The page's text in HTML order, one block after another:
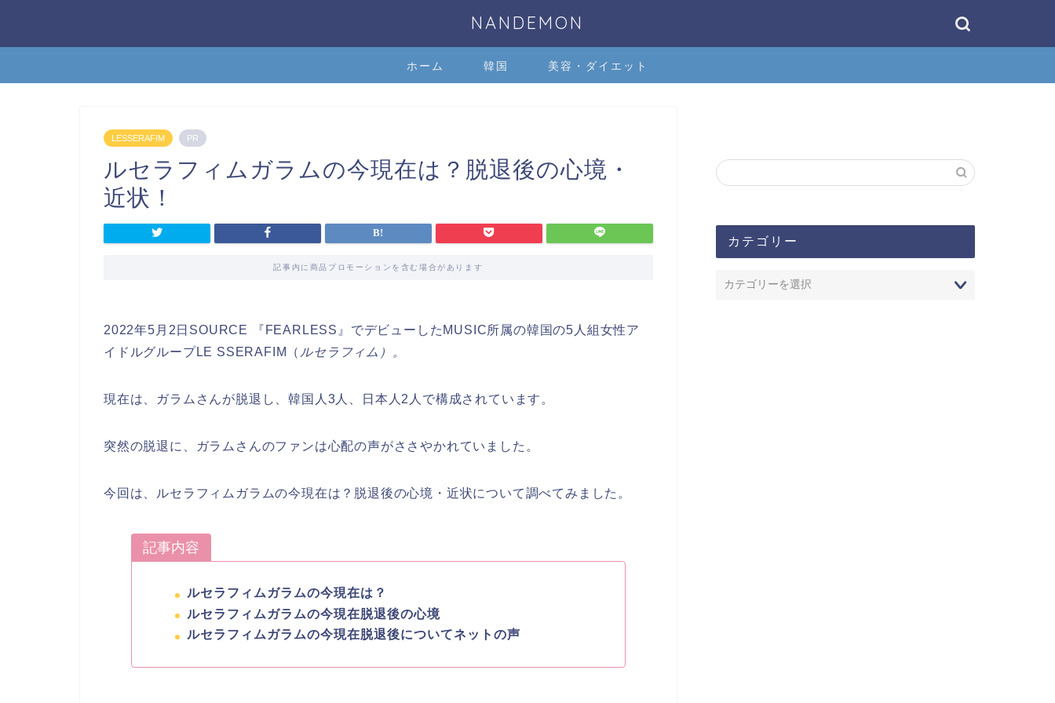
NANDEMON
ホーム 韓国 美容・ダイエット
LESSERAFIM PR
ルセラフィムガラムの今現在は？脱退後の心境・
近状！
記事内に商品プロモーションを含む場合があります
2022年5月2日SOURCE 『FEARLESS』でデビューしたMUSIC所属の韓国の5人組女性ア
イドルグループLE SSERAFIM（ ルセラフィム）。
現在は、ガラムさんが脱退し、韓国人3人、日本人2人で構成されています。
突然の脱退に、ガラムさんのファンは心配の声がささやかれていました。
今回は、ルセラフィムガラムの今現在は？脱退後の心境・近状について調べてみました。
記事内容
ルセラフィムガラムの今現在は？
ルセラフィムガラムの今現在脱退後の心境
ルセラフィムガラムの今現在脱退後についてネットの声
カテゴリー